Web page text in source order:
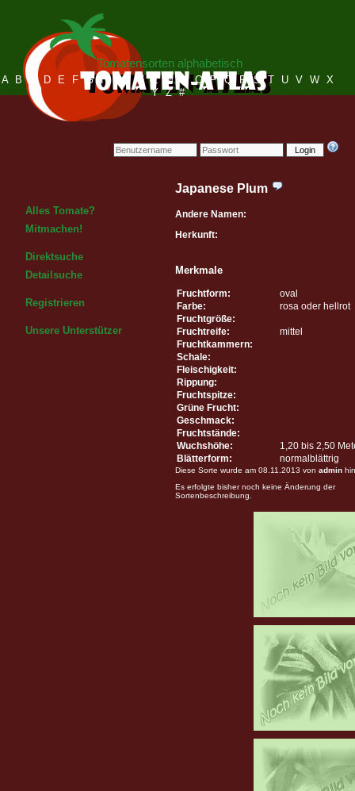
Login
Tomatensorten alphabetisch
A B C D E F G H I J K L M N O P Q R S T U V W X
Y Z #
Alles Tomate?
Mitmachen!
Direktsuche
Detailsuche
Registrieren
Unsere Unterstützer
Japanese Plum
Andere Namen:
Herkunft:
Merkmale
Fruchtform:
oval
Farbe:
rosa oder hellrot
Fruchtgröße:
Fruchtreife:
mittel
Fruchtkammern:
Schale:
Fleischigkeit:
Rippung:
Fruchtspitze:
Grüne Frucht:
Geschmack:
Fruchtstände:
Wuchshöhe:
1,20 bis 2,50
Blätterform:
normalblättrig
Diese Sorte wurde am 08.11.2013 von admin
Es erfolgte bisher noch keine Änderung der
Sortenbeschreibung.